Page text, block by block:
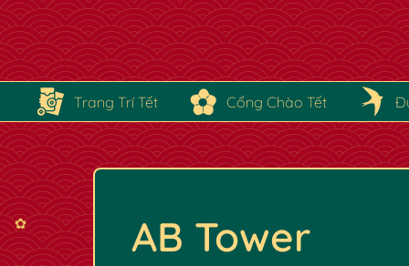
Trang Trí Tết Cổng Chào Tết
AB Tower